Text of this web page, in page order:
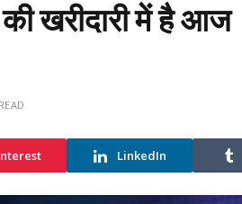
खरीदारी में है आज
LinkedIn